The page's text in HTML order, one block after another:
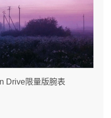
Drive限量版腕表